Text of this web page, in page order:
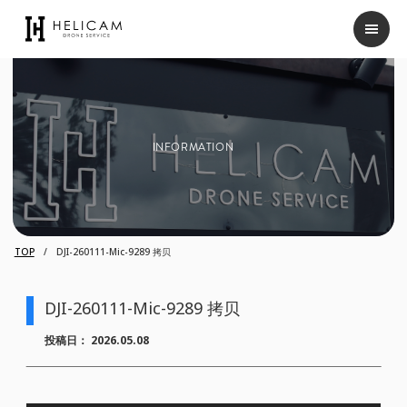
INFORMATION
TOP DJI-260111-Mic-9289 拷贝
DJI-260111-Mic-9289 拷贝
投稿日： 2026.05.08